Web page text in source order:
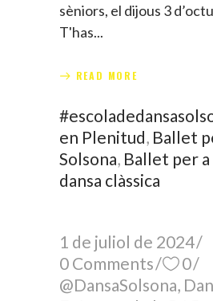
sèniors, el dijous 3
T'has
READ MORE
en Plenitud, Ballet
Solsona, Ballet per a
dansa clàssica
1 de juliol de 2024
0 Comments
0
@DansaSolsona,